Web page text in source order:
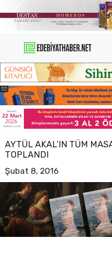
atla
AYTÜL AKAL’IN TÜM
TOPLANDI
Şubat 8, 2016